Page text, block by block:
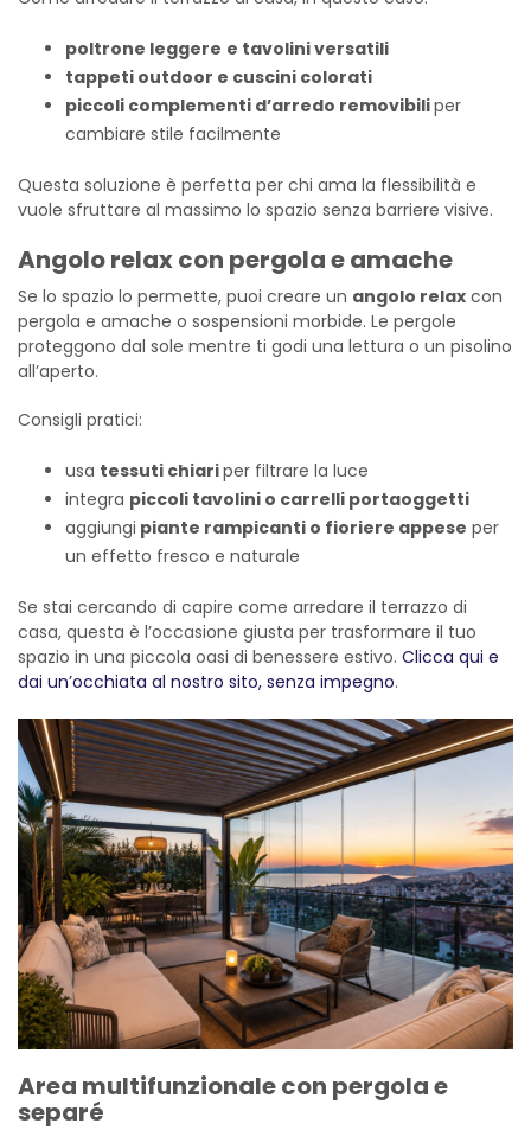
poltrone leggere e tavolini versatili
tappeti outdoor e cuscini colorati
piccoli complementi d’arredo removibiliper
cambiare stile facilmente
Questa soluzione è perfetta per chi ama la flessibilità e
vuole sfruttare al massimo lo spazio senza barriere visive.
Angolo relax con pergola e amache
Se lo spazio lo permette, puoi creare un angolo relax con
pergola e amache o sospensioni morbide. Le pergole
proteggono dal sole mentre ti godi una lettura o un pisolino
all’aperto.
Consigli pratici:
usa tessuti chiariper filtrare la luce
integra piccoli tavolini o carrelli portaoggetti
aggiungi piante rampicanti o fioriere appese per
un effetto fresco e naturale
Se stai cercando di capire come arredare il terrazzo di
casa, questa è l’occasione giusta per trasformare il tuo
spazio in una piccola oasi di benessere estivo. Clicca qui e
dai un’occhiata al nostro sito, senza impegno.
Area multifunzionale con pergola e
separé